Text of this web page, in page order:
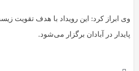
وی ابراز کرد: این رویداد با هدف تقویت
پایدار در آبادان برگزار می‌شود.